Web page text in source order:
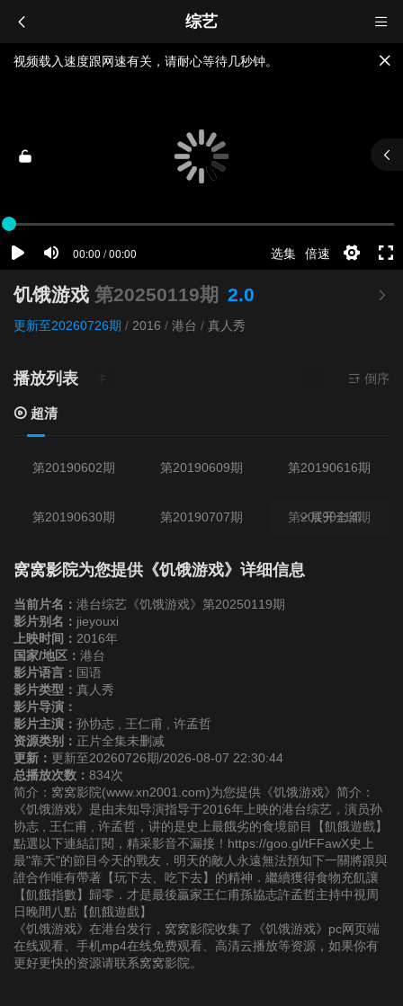
综艺
饥饿游戏 第20250119期 2.0
更新至20260726期 / 2016 / 港台 / 真人秀
播放列表 当前资源来
倒序
超清
第20190602期 第20190609期 第20190616期
第20190630期 第20190707期 第20190714期
第20190721期 第20190723期 第20190728期
第20190804期
第20190825期
第20190922期 第20190929期
第20191013期 第20191020期
第20191103期 第20191110期 第20191117期
第20191124期 第20191201期 第20191208期
第20191215期
第20200119期 第20200202期
展开全部
窝窝影院为您提供《饥饿游戏》详细信息
当前片名： 港台综艺《饥饿游戏》第20250119期
影片别名： jieyouxi
上映时间： 2016年
国家/地区： 港台
影片语言： 国语
影片类型： 真人秀
影片导演：
影片主演： 孙协志 , 王仁甫 , 许孟哲
资源类别： 正片全集未删减
更新： 更新至20260726期/2026-08-07 22:30:44
总播放次数： 834次
简介：窝窝影院(www.xn2001.com)为您提供《饥饿游戏》简介：
《饥饿游戏》是由未知导演指导于2016年上映的港台综艺，演员孙
协志 , 王仁甫 , 许孟哲，讲的是史上最餓劣的食境節目【飢餓遊戲】
點選以下連結訂閱，精采影音不漏接！https://goo.gl/tFFawX史上
最"靠夭"的節目今天的戰友．明天的敵人永遠無法預知下一關將跟與
誰合作唯有帶著【玩下去、吃下去】的精神．繼續獲得食物充飢讓
【飢餓指數】歸零．才是最後贏家王仁甫孫協志許孟哲主持中視周
日晚間八點【飢餓遊戲】
《饥饿游戏》在港台发行，窝窝影院收集了《饥饿游戏》pc网页端
在线观看、手机mp4在线免费观看、高清云播放等资源，如果你有
更好更快的资源请联系窝窝影院。